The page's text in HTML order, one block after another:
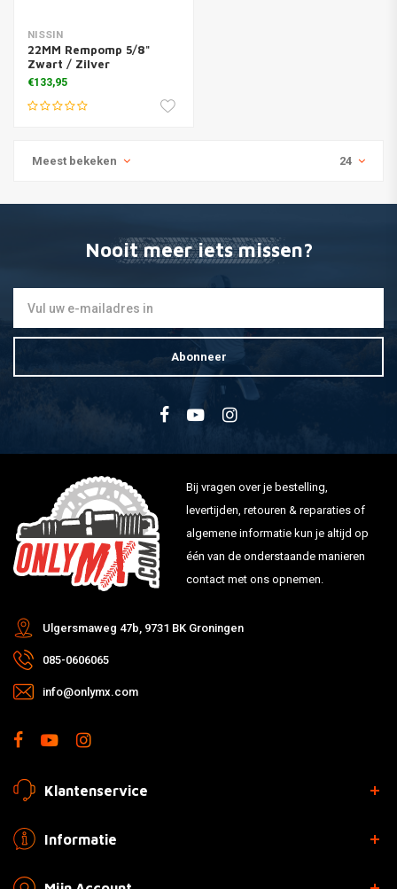
NISSIN
22MM Rempomp 5/8"
Zwart / Zilver
€133,95
Meest bekeken 24
Nooit meer iets missen?
Abonneer
Bij vragen over je bestelling,
levertijden, retouren & reparaties of
algemene informatie kun je altijd op
één van de onderstaande manieren
contact met ons opnemen.
Ulgersmaweg 47b, 9731 BK Groningen
085-0606065
info@onlymx.com
Klantenservice
Informatie